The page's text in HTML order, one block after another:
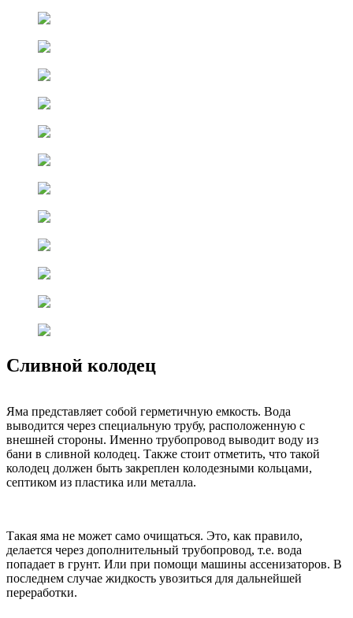
Сливной колодец
Яма представляет собой герметичную емкость. Вода
выводится через специальную трубу, расположенную с
внешней стороны. Именно трубопровод выводит воду из
бани в сливной колодец. Также стоит отметить, что такой
колодец должен быть закреплен колодезными кольцами,
септиком из пластика или металла.
Такая яма не может само очищаться. Это, как правило,
делается через дополнительный трубопровод, т.е. вода
попадает в грунт. Или при помощи машины ассенизаторов. В
последнем случае жидкость увозиться для дальнейшей
переработки.